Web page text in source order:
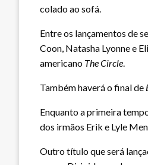
colado ao sofá.
Entre os lançamentos de
Coon, Natasha Lyonne e
americano The Circle.
Também haverá o final de
Enquanto a primeira
dos irmãos Erik e Lyle
Outro título que será